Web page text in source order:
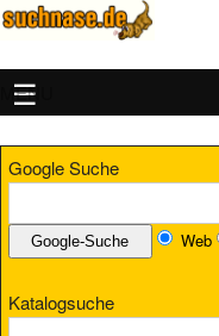
MENU
Google Suche
Web
Katalogsuche